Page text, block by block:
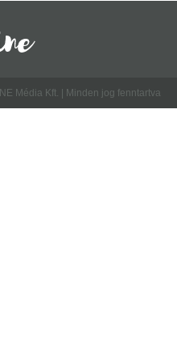
Média Kft. | Minden jog fenntartva